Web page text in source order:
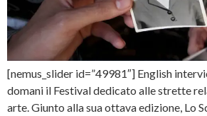
[nemus_slider id=”49981″] English
domani il Festival dedicato alle strette
arte. Giunto alla sua ottava edizione, Lo